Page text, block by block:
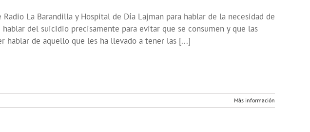
La Barandilla y Hospital de Día Lajman para hablar de la necesidad de
del suicidio precisamente para evitar que se consumen y que las
hablar de aquello que les ha llevado a tener las [...]
Más información